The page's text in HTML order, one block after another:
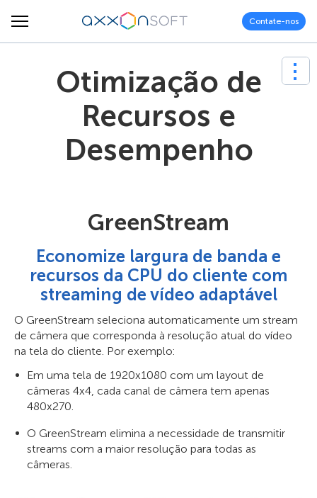
Contate-nos
Otimização de
Recursos e
Desempenho
GreenStream
Economize largura de banda e
recursos da CPU do cliente com
streaming de vídeo adaptável
O GreenStream seleciona automaticamente um stream
de câmera que corresponda à resolução atual do vídeo
na tela do cliente. Por exemplo:
Em uma tela de 1920x1080 com um layout de
câmeras 4x4, cada canal de câmera tem apenas
480x270.
O GreenStream elimina a necessidade de transmitir
streams com a maior resolução para todas as
câmeras.